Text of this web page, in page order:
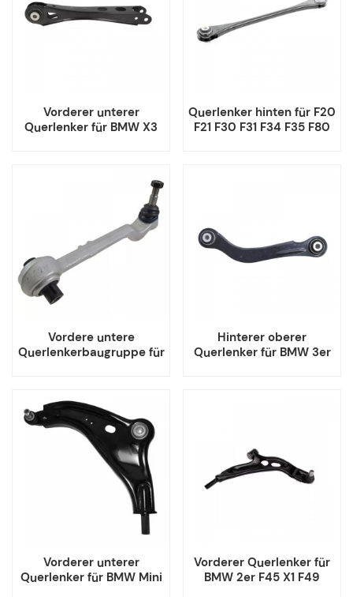
Vorderer unterer
Querlenker für BMW X3
Querlenker hinten für F20
F21 F30 F31 F34 F35 F80
Vordere untere
Querlenkerbaugruppe für
Hinterer oberer
Querlenker für BMW 3er
Vorderer unterer
Querlenker für BMW Mini
Vorderer Querlenker für
BMW 2er F45 X1 F49